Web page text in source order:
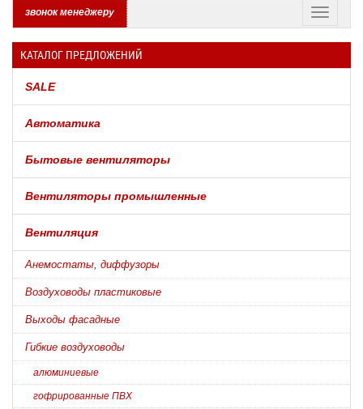
звонок менеджеру
КАТАЛОГ ПРЕДЛОЖЕНИЙ
SALE
Автоматика
Бытовые вентиляторы
Вентиляторы промышленные
Вентиляция
Анемостаты, диффузоры
Воздуховоды пластиковые
Выходы фасадные
Гибкие воздуховоды
алюминиевые
гофрированные ПВХ